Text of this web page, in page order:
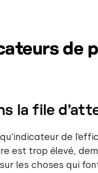
de
la file
de
est trop élevé,
les choses qui